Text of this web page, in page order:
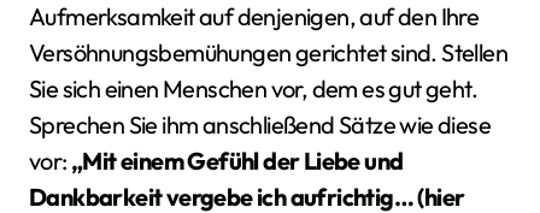
Aufmerksamkeit auf denjenigen, auf den Ihre
Versöhnungsbemühungen gerichtet sind. Stellen
Sie sich einen Menschen vor, dem es gut geht.
Sprechen Sie ihm anschließend Sätze wie diese
vor: „Mit einem Gefühl der Liebe und
Dankbarkeit vergebe ich aufrichtig… (hier